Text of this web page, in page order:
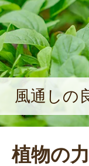
風通しの
植物の